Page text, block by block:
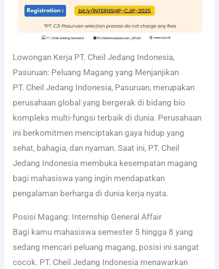
Lowongan Kerja PT. Cheil Jedang Indonesia,
Pasuruan: Peluang Magang yang Menjanjikan
PT. Cheil Jedang Indonesia, Pasuruan, merupakan
perusahaan global yang bergerak di bidang bio
kompleks multi-fungsi terbaik di dunia. Perusahaan
ini berkomitmen menciptakan gaya hidup yang
sehat, bahagia, dan nyaman. Saat ini, PT. Cheil
Jedang Indonesia membuka kesempatan magang
bagi mahasiswa yang ingin mendapatkan
pengalaman berharga di dunia kerja nyata.
Posisi Magang: Internship General Affair
Bagi kamu mahasiswa semester 5 hingga 8 yang
sedang mencari peluang magang, posisi ini sangat
cocok. PT. Cheil Jedang Indonesia menawarkan